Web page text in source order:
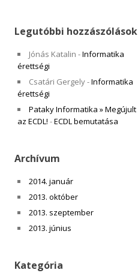
Legutóbbi hozzászólások
Jónás Katalin -Informatika
érettségi
Csatári Gergely-Informatika
érettségi
Pataky Informatika » Megújult
az ECDL! -ECDL bemutatása
Archívum
2014. január
2013. október
2013. szeptember
2013. június
Kategória